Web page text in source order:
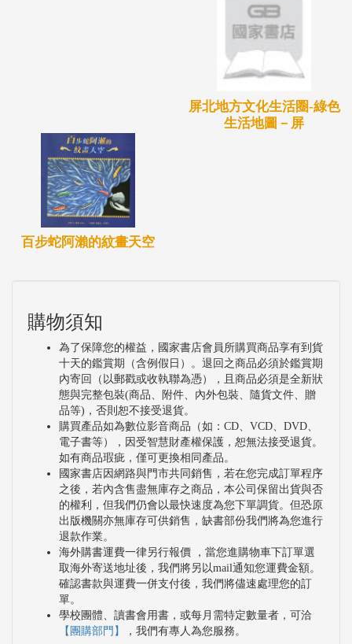
屏北地方文化生活圈-綠色
生活地圖－屏
百步蛇阿瀨的紋畫天空
購物須知
為了保障您的權益，國家書店會員所購買商品享有到貨
十天的鑑賞期（含例假日）。退回之商品必須於鑑賞期
內寄回（以郵戳或收執聯為憑），且商品必須是全新狀
態與完整包裝(商品、附件、內外包裝、隨貨文件、贈
品等)，否則恕不接受退貨。
購買產品如為數位影音商品（如：CD、VCD、DVD、
電子書等），因受智慧財產權保護，恕無法接受退貨。
如有商品瑕疵，僅可更換相同產品。
國家書店因網路與門市共同銷售，若在您完成訂單程序
之後，若內含售盡無庫存之商品，本公司保留出貨與否
的權利，但我們仍會以最快速度為您下單調貨。但恐原
出版機關亦無庫存可供銷售，缺書部份我們將為您進行
退款作業。
海外購書運費一律另行報價 ，當您進購物車下訂單選
取海外寄送地址後，我們將另以mail通知您運費金額。
確認書款與運費一併支付後，我們將儘速處理您的訂
單。
學校團體、讀書會用書，或每月需特定數量者，可洽
【團購部門】
，我們有專人為您服務。